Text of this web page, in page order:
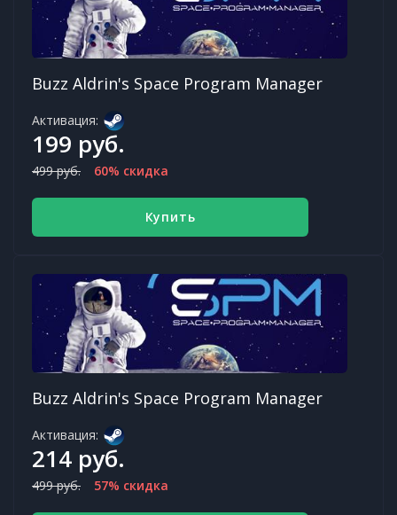
Buzz Aldrin's Space Program Manager
Активация:
199 руб.
499 руб. 60% скидка
Купить
Buzz Aldrin's Space Program Manager
Активация:
214 руб.
499 руб. 57% скидка